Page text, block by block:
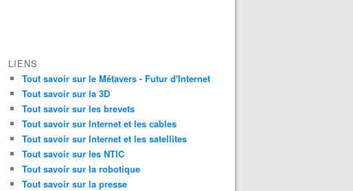
LIENS
Tout savoir sur le Métavers - Futur d'Internet
Tout savoir sur la 3D
Tout savoir sur les brevets
Tout savoir sur Internet et les cables
Tout savoir sur Internet et les satellites
Tout savoir sur les NTIC
Tout savoir sur la robotique
Tout savoir sur la presse